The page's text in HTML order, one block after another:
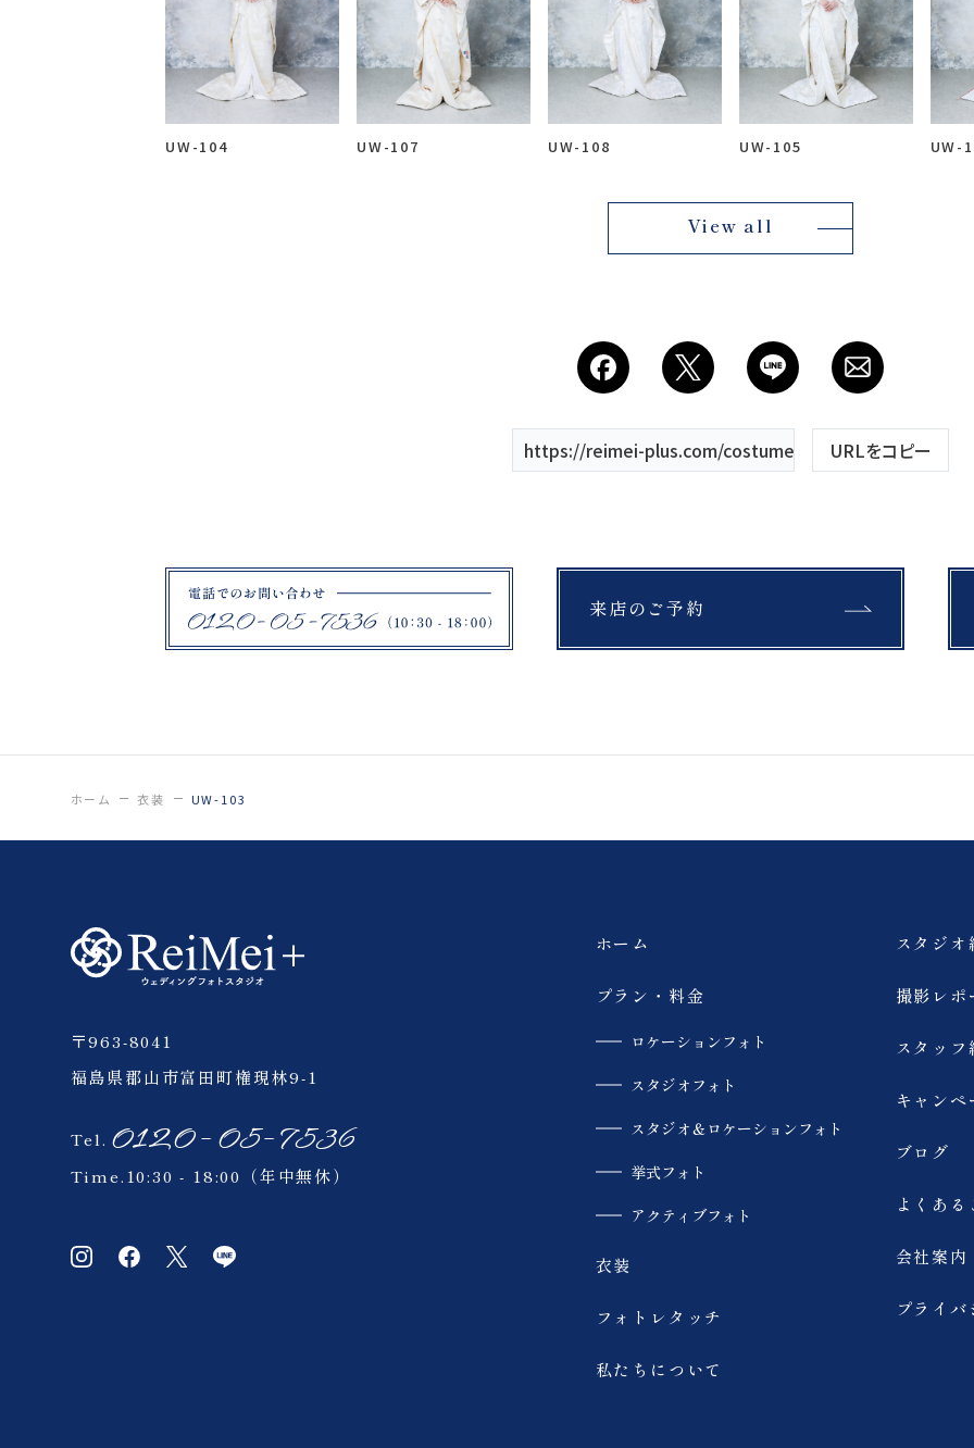
来店のご予約
お問い合わせ
スタジオ紹介
会社
UW-104 UW-107 UW-108 UW-105 UW-
View all
https://reimei-plus.com/costume/uw-103/URLをコピー
来店のご予約
ホーム 衣装 UW-103
〒963-8041
福島県郡山市富田町権現林9-1
Tel. 0120-05-7536
Time.10:30 - 18:00（年中無休）
ホーム
プラン・料金
ロケーションフォト
スタジオフォト
スタジオ＆ロケーションフォト
挙式フォト
アクティブフォト
衣装
フォトレタッチ
私たちについて
スタジオ
撮影レポ
スタッフ
キャンペ
ブログ
よくある
会社案内
プライ